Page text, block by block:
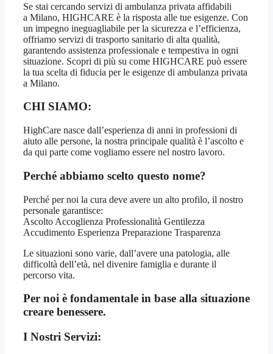
Se stai cercando servizi di ambulanza privata affidabili
a Milano, HIGHCARE è la risposta alle tue esigenze. Con
un impegno ineguagliabile per la sicurezza e l’efficienza,
offriamo servizi di trasporto sanitario di alta qualità,
garantendo assistenza professionale e tempestiva in ogni
situazione. Scopri di più su come HIGHCARE può essere
la tua scelta di fiducia per le esigenze di ambulanza privata
a Milano.
CHI SIAMO:
HighCare nasce dall’esperienza di anni in professioni di
aiuto alle persone, la nostra principale qualità è l’ascolto e
da qui parte come vogliamo essere nel nostro lavoro.
Perché abbiamo scelto questo nome?
Perché per noi la cura deve avere un alto profilo, il nostro
personale garantisce:
Ascolto Accoglienza Professionalità Gentilezza
Accudimento Esperienza Preparazione Trasparenza
Le situazioni sono varie, dall’avere una patologia, alle
difficoltà dell’età, nel divenire famiglia e durante il
percorso vita.
Per noi è fondamentale in base alla situazione
creare benessere.
I Nostri Servizi: